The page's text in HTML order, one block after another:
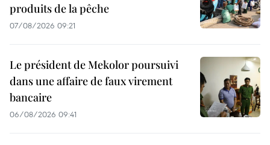
produits de la pêche
07/08/2026 09:21
Le président de Mekolor poursuivi
dans une affaire de faux virement
bancaire
06/08/2026 09:41